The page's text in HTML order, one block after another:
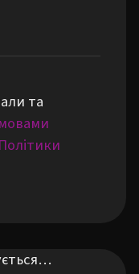
та
Політики